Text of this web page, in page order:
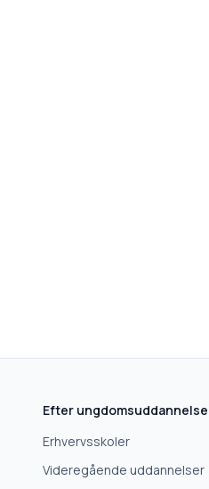
Efter ungdomsuddannelse
Erhvervsskoler
Videregående uddannelser